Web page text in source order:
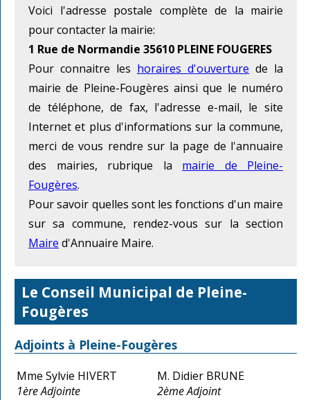
Voici l'adresse postale complète de la mairie
pour contacter la mairie:
1 Rue de Normandie 35610 PLEINE FOUGERES
Pour connaitre les horaires d'ouverture de la
mairie de Pleine-Fougères ainsi que le numéro
de téléphone, de fax, l'adresse e-mail, le site
Internet et plus d'informations sur la commune,
merci de vous rendre sur la page de l'annuaire
des mairies, rubrique la mairie de Pleine-
Fougères.
Pour savoir quelles sont les fonctions d'un maire
sur sa commune, rendez-vous sur la section
Maire d'Annuaire Maire.
Le Conseil Municipal de Pleine-
Fougères
Adjoints à Pleine-Fougères
Mme Sylvie HIVERT
1ère Adjointe
M. Didier BRUNE
2ème Adjoint